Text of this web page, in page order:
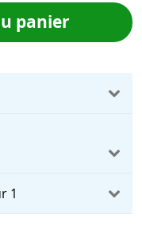
panier
1